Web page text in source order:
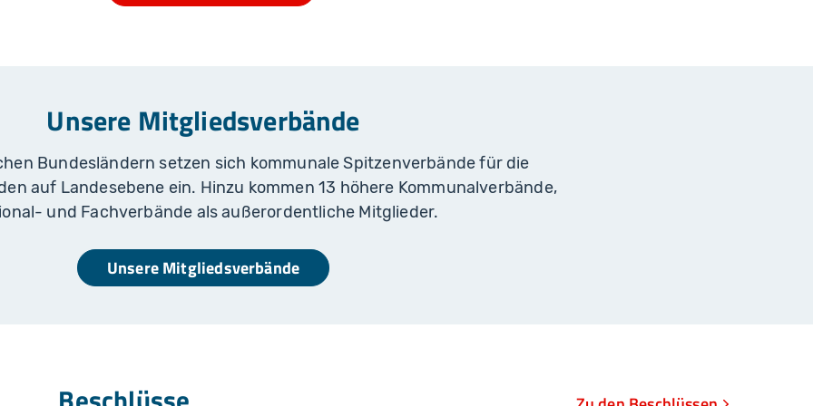
Unsere Mitgliedsverbände
Bundesländern setzen sich kommunale Spitzenverbände für die
auf Landesebene ein. Hinzu kommen 13 höhere Kommunalverbände,
und Fachverbände als außerordentliche Mitglieder.
Unsere Mitgliedsverbände